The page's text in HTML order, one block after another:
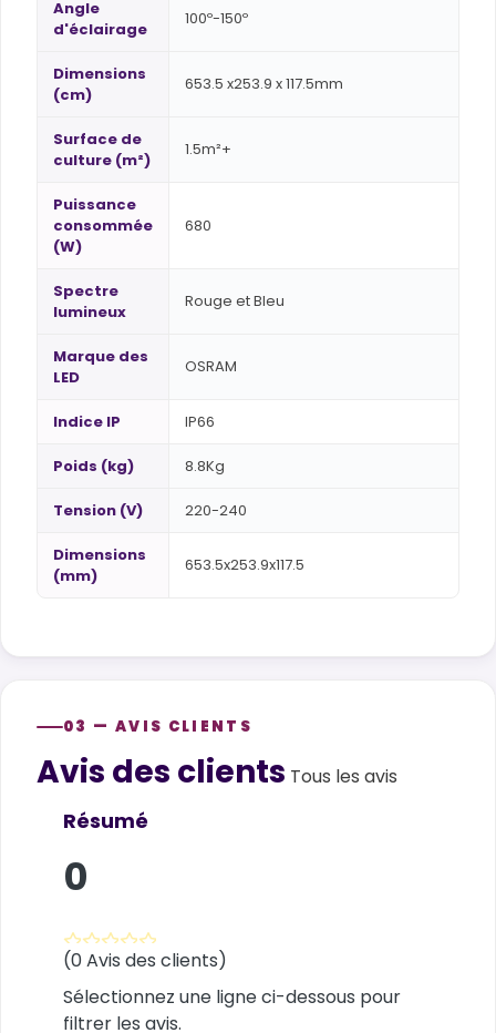
Angle
d'éclairage
100º-150º
Dimensions
(cm)
653.5 x253.9 x 117.5mm
Surface de
culture (m²)
1.5m²+
Puissance
consommée
(W)
680
Spectre
lumineux
Rouge et Bleu
Marque des
LED
OSRAM
Indice IP IP66
Poids (kg) 8.8Kg
Tension (V) 220-240
Dimensions
(mm)
653.5x253.9x117.5
03 — AVIS CLIENTS
Customer reviews
Avis des clients Tous les avis
Résumé
0
(0 Avis des clients)
Sélectionnez une ligne ci-dessous pour
filtrer les avis.